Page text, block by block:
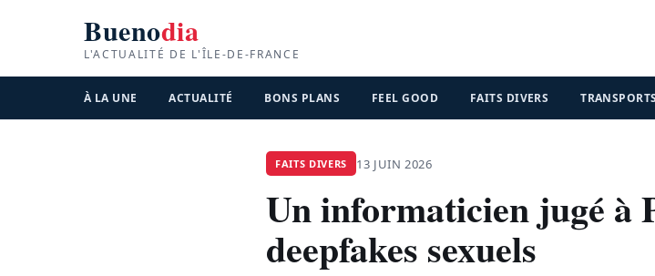
Buenodia
L'ACTUALITÉ DE L'ÎLE-DE-FRANCE
À LA UNE ACTUALITÉ BONS PLANS FEEL GOOD FAITS DIVERS TRANSPORTS
FAITS DIVERS 13 JUIN 2026
Un informaticien jugé à
deepfakes sexuels